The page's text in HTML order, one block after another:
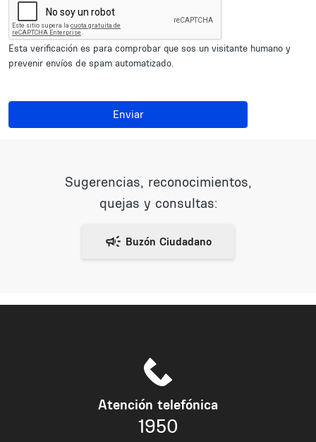
Esta verificación es para comprobar que sos un visitante humano y
prevenir envíos de spam automatizado.
Enviar
Sugerencias, reconocimientos,
quejas y consultas:
Atención telefónica
1950